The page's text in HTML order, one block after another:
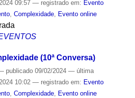
09:57 — registrado em: Evento
, Complexidade, Evento online
(10ª Conversa)
publicado09/02/2024 — última
10:02 — registrado em: Evento
, Complexidade, Evento online